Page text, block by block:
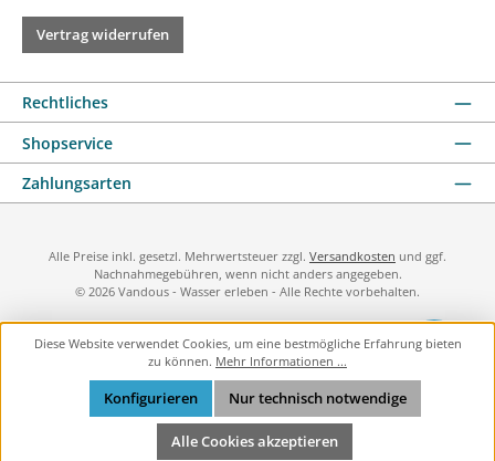
Vertrag widerrufen
Rechtliches
Shopservice
Zahlungsarten
Alle Preise inkl. gesetzl. Mehrwertsteuer zzgl. Versandkosten und ggf.
Nachnahmegebühren, wenn nicht anders angegeben.
© 2026 Vandous - Wasser erleben - Alle Rechte vorbehalten.
Diese Website verwendet Cookies, um eine bestmögliche Erfahrung bieten
zu können. Mehr Informationen ...
Nur technisch notwendige
Konfigurieren
Alle Cookies akzeptieren